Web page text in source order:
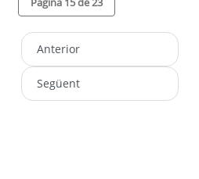
Anterior
Següent